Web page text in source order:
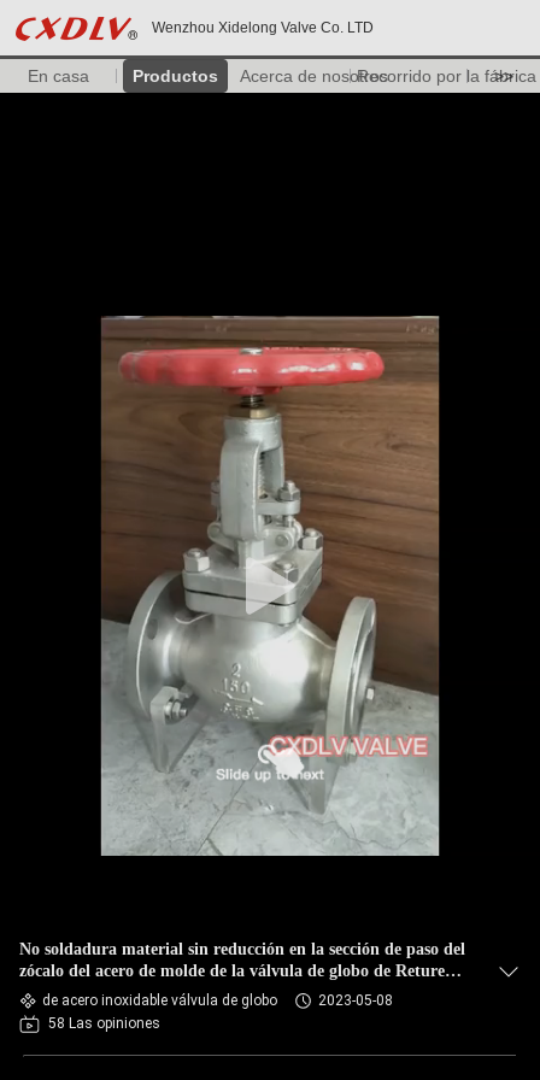
Wenzhou Xidelong Valve Co. LTD
En casa Productos Acerca de nosotrosRecorrido por la fábrica
>>
No soldadura material sin reducción en la sección de paso del
zócalo del acero de molde de la válvula de globo de Reture
A216de acero inoxidable válvula de globo
2023-05-08
58 Las opiniones